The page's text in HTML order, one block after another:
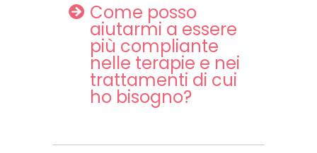
Come posso
aiutarmi a essere
più compliante
nelle terapie e nei
trattamenti di cui
ho bisogno?